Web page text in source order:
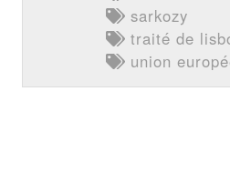
sarkozy
traité de
union